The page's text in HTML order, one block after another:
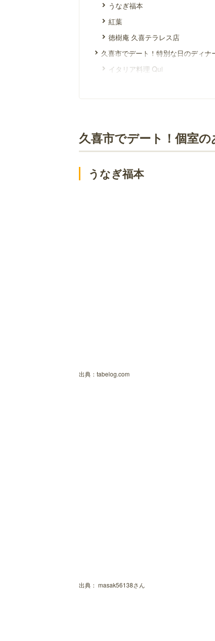
うなぎ福本
紅葉
徳樹庵 久喜テラレス店
久喜市でデート！特別な日のディナ
イタリア料理 Qui
久喜市でデート！リーズナブルな
とりとん
Hawaiian Diner HANAO CAFE モ
和ジアン ダイニング コシコシ
楓
アジアンカフェダイニング
久喜市でデート！個室
うなぎ福本
出典： tabelog.com
出典： masak56138さん